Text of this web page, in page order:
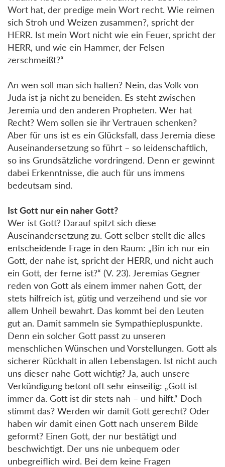
Wort hat, der predige mein Wort recht. Wie reimen
sich Stroh und Weizen zusammen?, spricht der
HERR. Ist mein Wort nicht wie ein Feuer, spricht der
HERR, und wie ein Hammer, der Felsen
zerschmeißt?“
An wen soll man sich halten? Nein, das Volk von
Juda ist ja nicht zu beneiden. Es steht zwischen
Jeremia und den anderen Propheten. Wer hat
Recht? Wem sollen sie ihr Vertrauen schenken?
Aber für uns ist es ein Glücksfall, dass Jeremia diese
Auseinandersetzung so führt – so leidenschaftlich,
so ins Grundsätzliche vordringend. Denn er gewinnt
dabei Erkenntnisse, die auch für uns immens
bedeutsam sind.
Ist Gott nur ein naher Gott?
Wer ist Gott? Darauf spitzt sich diese
Auseinandersetzung zu. Gott selber stellt die alles
entscheidende Frage in den Raum: „Bin ich nur ein
Gott, der nahe ist, spricht der HERR, und nicht auch
ein Gott, der ferne ist?“ (V. 23). Jeremias Gegner
reden von Gott als einem immer nahen Gott, der
stets hilfreich ist, gütig und verzeihend und sie vor
allem Unheil bewahrt. Das kommt bei den Leuten
gut an. Damit sammeln sie Sympathiepluspunkte.
Denn ein solcher Gott passt zu unseren
menschlichen Wünschen und Vorstellungen. Gott als
sicherer Rückhalt in allen Lebenslagen. Ist nicht auch
uns dieser nahe Gott wichtig? Ja, auch unsere
Verkündigung betont oft sehr einseitig: „Gott ist
immer da. Gott ist dir stets nah – und hilft.“ Doch
stimmt das? Werden wir damit Gott gerecht? Oder
haben wir damit einen Gott nach unserem Bilde
geformt? Einen Gott, der nur bestätigt und
beschwichtigt. Der uns nie unbequem oder
unbegreiflich wird. Bei dem keine Fragen